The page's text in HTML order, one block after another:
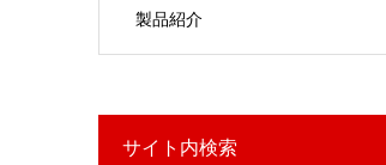
製品紹介
サイト内検索